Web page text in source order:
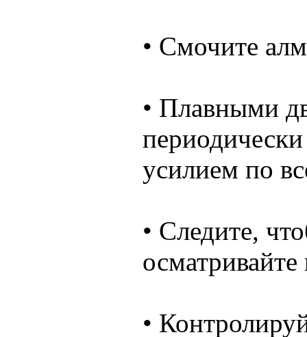
• Смочите
• Плавными
усилием по
• Следите,
•